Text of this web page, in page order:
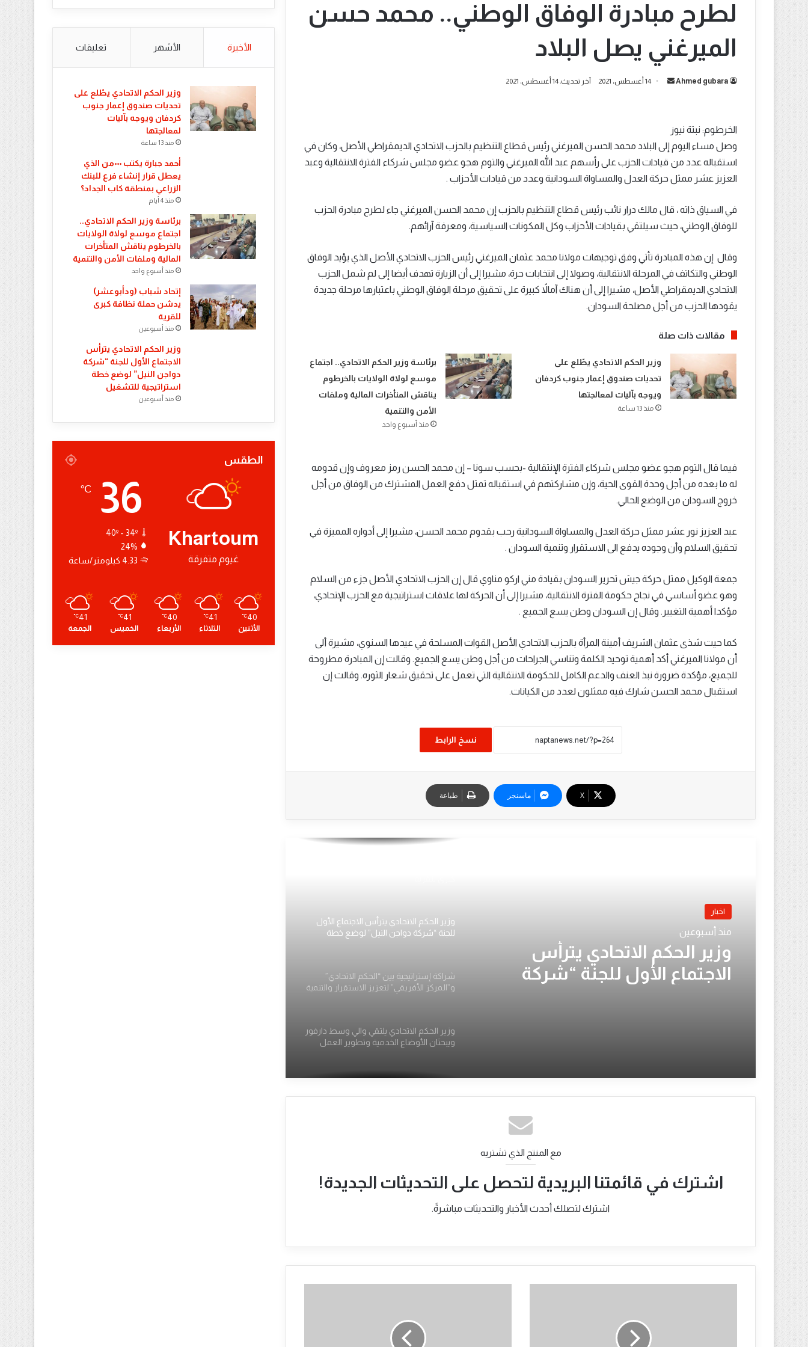
لطرح مبادرة الوفاق الوطني.. محمد حسن
الميرغني يصل البلاد
Ahmed gubara
أرسل14 أغسطس، 2021 آخر تحديث: 14 أغسطس، 2021
الخرطوم: نبتة نيوز
وصل مساء اليوم إلى البلاد محمد الحسن الميرغني رئيس قطاع التنظيم بالحزب الاتحادي الديمقراطي الأصل، وكان في
استقباله عدد من قيادات الحزب على رأسهم عبد الله الميرغني والتوم هجو عضو مجلس شركاء الفترة الانتقالية وعبد
العزيز عشر ممثل حركة العدل والمساواة السودانية وعدد من قيادات الأحزاب .
في السياق ذاته ، قال مالك درار نائب رئيس قطاع التنظيم بالحزب إن محمد الحسن الميرغني جاء لطرح مبادرة الحزب
للوفاق الوطني، حيث سيلتقي بقيادات الأحزاب وكل المكونات السياسية، ومعرفة آرائهم.
وقال إن هذه المبادرة تأتي وفق توجيهات مولانا محمد عثمان الميرغني رئيس الحزب الاتحادي الأصل الذي يؤيد الوفاق
الوطني والتكاتف في المرحلة الانتقالية، وصولا إلى انتخابات حرة، مشيرا إلى أن الزيارة تهدف أيضا إلى لم شمل الحزب
الاتحادي الديمقراطي الأصل، مشيرا إلى أن هناك آمالاً كبيرة على تحقيق مرحلة الوفاق الوطني باعتبارها مرحلة جديدة
يقودها الحزب من أجل مصلحة السودان.
مقالات ذات صلة
​وزير الحكم الاتحادي يطّلع على
تحديات صندوق إعمار جنوب كردفان
ويوجه بآليات لمعالجتها
منذ 13 ساعة
​برئاسة وزير الحكم الاتحادي.. اجتماع
موسع لولاة الولايات بالخرطوم
يناقش المتأخرات المالية وملفات
الأمن والتنمية
منذ أسبوع واحد
فيما قال التوم هجو عضو مجلس شركاء الفترة الإنتقالية -بحسب سونا – إن محمد الحسن رمز معروف وإن قدومه
له ما بعده من أجل وحدة القوى الحية، وإن مشاركتهم في استقباله تمثل دفع العمل المشترك من الوفاق من أجل
خروج السودان من الوضع الحالي.
عبد العزيز نور عشر ممثل حركة العدل والمساواة السودانية رحب بقدوم محمد الحسن، مشيرا إلى أدواره المميزة في
تحقيق السلام وأن وجوده يدفع الى الاستقرار وتنمية السودان .
جمعة الوكيل ممثل حركة جيش تحرير السودان بقيادة مني اركو مناوي قال إن الحزب الاتحادي الأصل جزء من السلام
وهو عضو أساسي في نجاح حكومة الفترة الانتقالية، مشيرا إلى أن الحركة لها علاقات استراتيجية مع الحزب الإتحادي،
مؤكدا أهمية التغيير. وقال إن السودان وطن يسع الجميع .
كما حيت شذى عثمان الشريف أمينة المرأة بالحزب الاتحادي الأصل القوات المسلحة في عيدها السنوي، مشيرة ألى
أن مولانا الميرغني أكد أهمية توحيد الكلمة وتناسي الجراحات من أجل وطن يسع الجميع. وقالت إن المبادرة مطروحة
للجميع، مؤكدة ضرورة نبذ العنف والدعم الكامل للحكومة الانتقالية التي تعمل على تحقيق شعار الثوره. وقالت إن
استقبال محمد الحسن شارك فيه ممثلون لعدد من الكيانات.
نسخ الرابط
‫X ماسنجر طباعة
اخبار
منذ أسبوعين
وزير الحكم الاتحادي يترأس
الاجتماع الأول للجنة “شركة
​وزير الحكم الاتحادي يبحث مع اتحاد جبال
النوبة قضايا السلام ودعم “معركة الكرامة”
​وزير الحكم الاتحادي يبحث مع اتحاد الشباب
السوداني مشروعات التنمية الريفية وريادة
الأعمال
وزير الحكم الاتحادي يترأس الاجتماع الأول
للجنة “شركة دواجن النيل” لوضع خطة
شراكة إستراتيجية بين “الحكم الاتحادي”
و”المركز الأفريقي” لتعزيز الاستقرار والتنمية
​وزير الحكم الاتحادي يلتقي والي وسط دارفور
ويبحثان الأوضاع الخدمية وتطوير العمل
السوداني إن لم تفعل سوداني؟
​وزير الحكم الاتحادي يبحث مع اتحاد الشباب
السوداني مشروعات التنمية الريفية وريادة
الأعمال
​وزير الحكم الاتحادي والتنمية الريفيه يلتقي
مع المنتج الذي تشتريه
اشترك في قائمتنا البريدية لتحصل على التحديثات الجديدة!
اشترك لتصلك أحدث الأخبار والتحديثات مباشرةً.
الأخيرة الأشهر تعليقات
​وزير الحكم الاتحادي يطّلع على
تحديات صندوق إعمار جنوب
كردفان ويوجه بآليات
لمعالجتها
منذ 13 ساعة
أحمد جبارة يكتب ٠٠٠من الذي
يعطل قرار إنشاء فرع للبنك
الزراعي بمنطقة كاب الجداد؟
منذ 4 أيام
​برئاسة وزير الحكم الاتحادي..
اجتماع موسع لولاة الولايات
بالخرطوم يناقش المتأخرات
المالية وملفات الأمن والتنمية
منذ أسبوع واحد
إتحاد شباب (ودأبوعشر)
يدشن حملة نظافة كبرى
للقرية
منذ أسبوعين
وزير الحكم الاتحادي يترأس
الاجتماع الأول للجنة “شركة
دواجن النيل” لوضع خطة
استراتيجية للتشغيل
منذ أسبوعين
الطقس
Khartoum
غيوم متفرقة
36
℃
40º - 34º
24%
4.33 كيلومتر/ساعة
40
℃
الأثنين
41
℃
الثلاثاء
40
℃
الأربعاء
41
℃
الخميس
41
℃
الجمعة